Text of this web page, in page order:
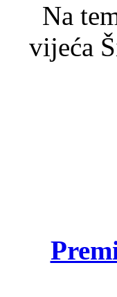
Na
vijeća